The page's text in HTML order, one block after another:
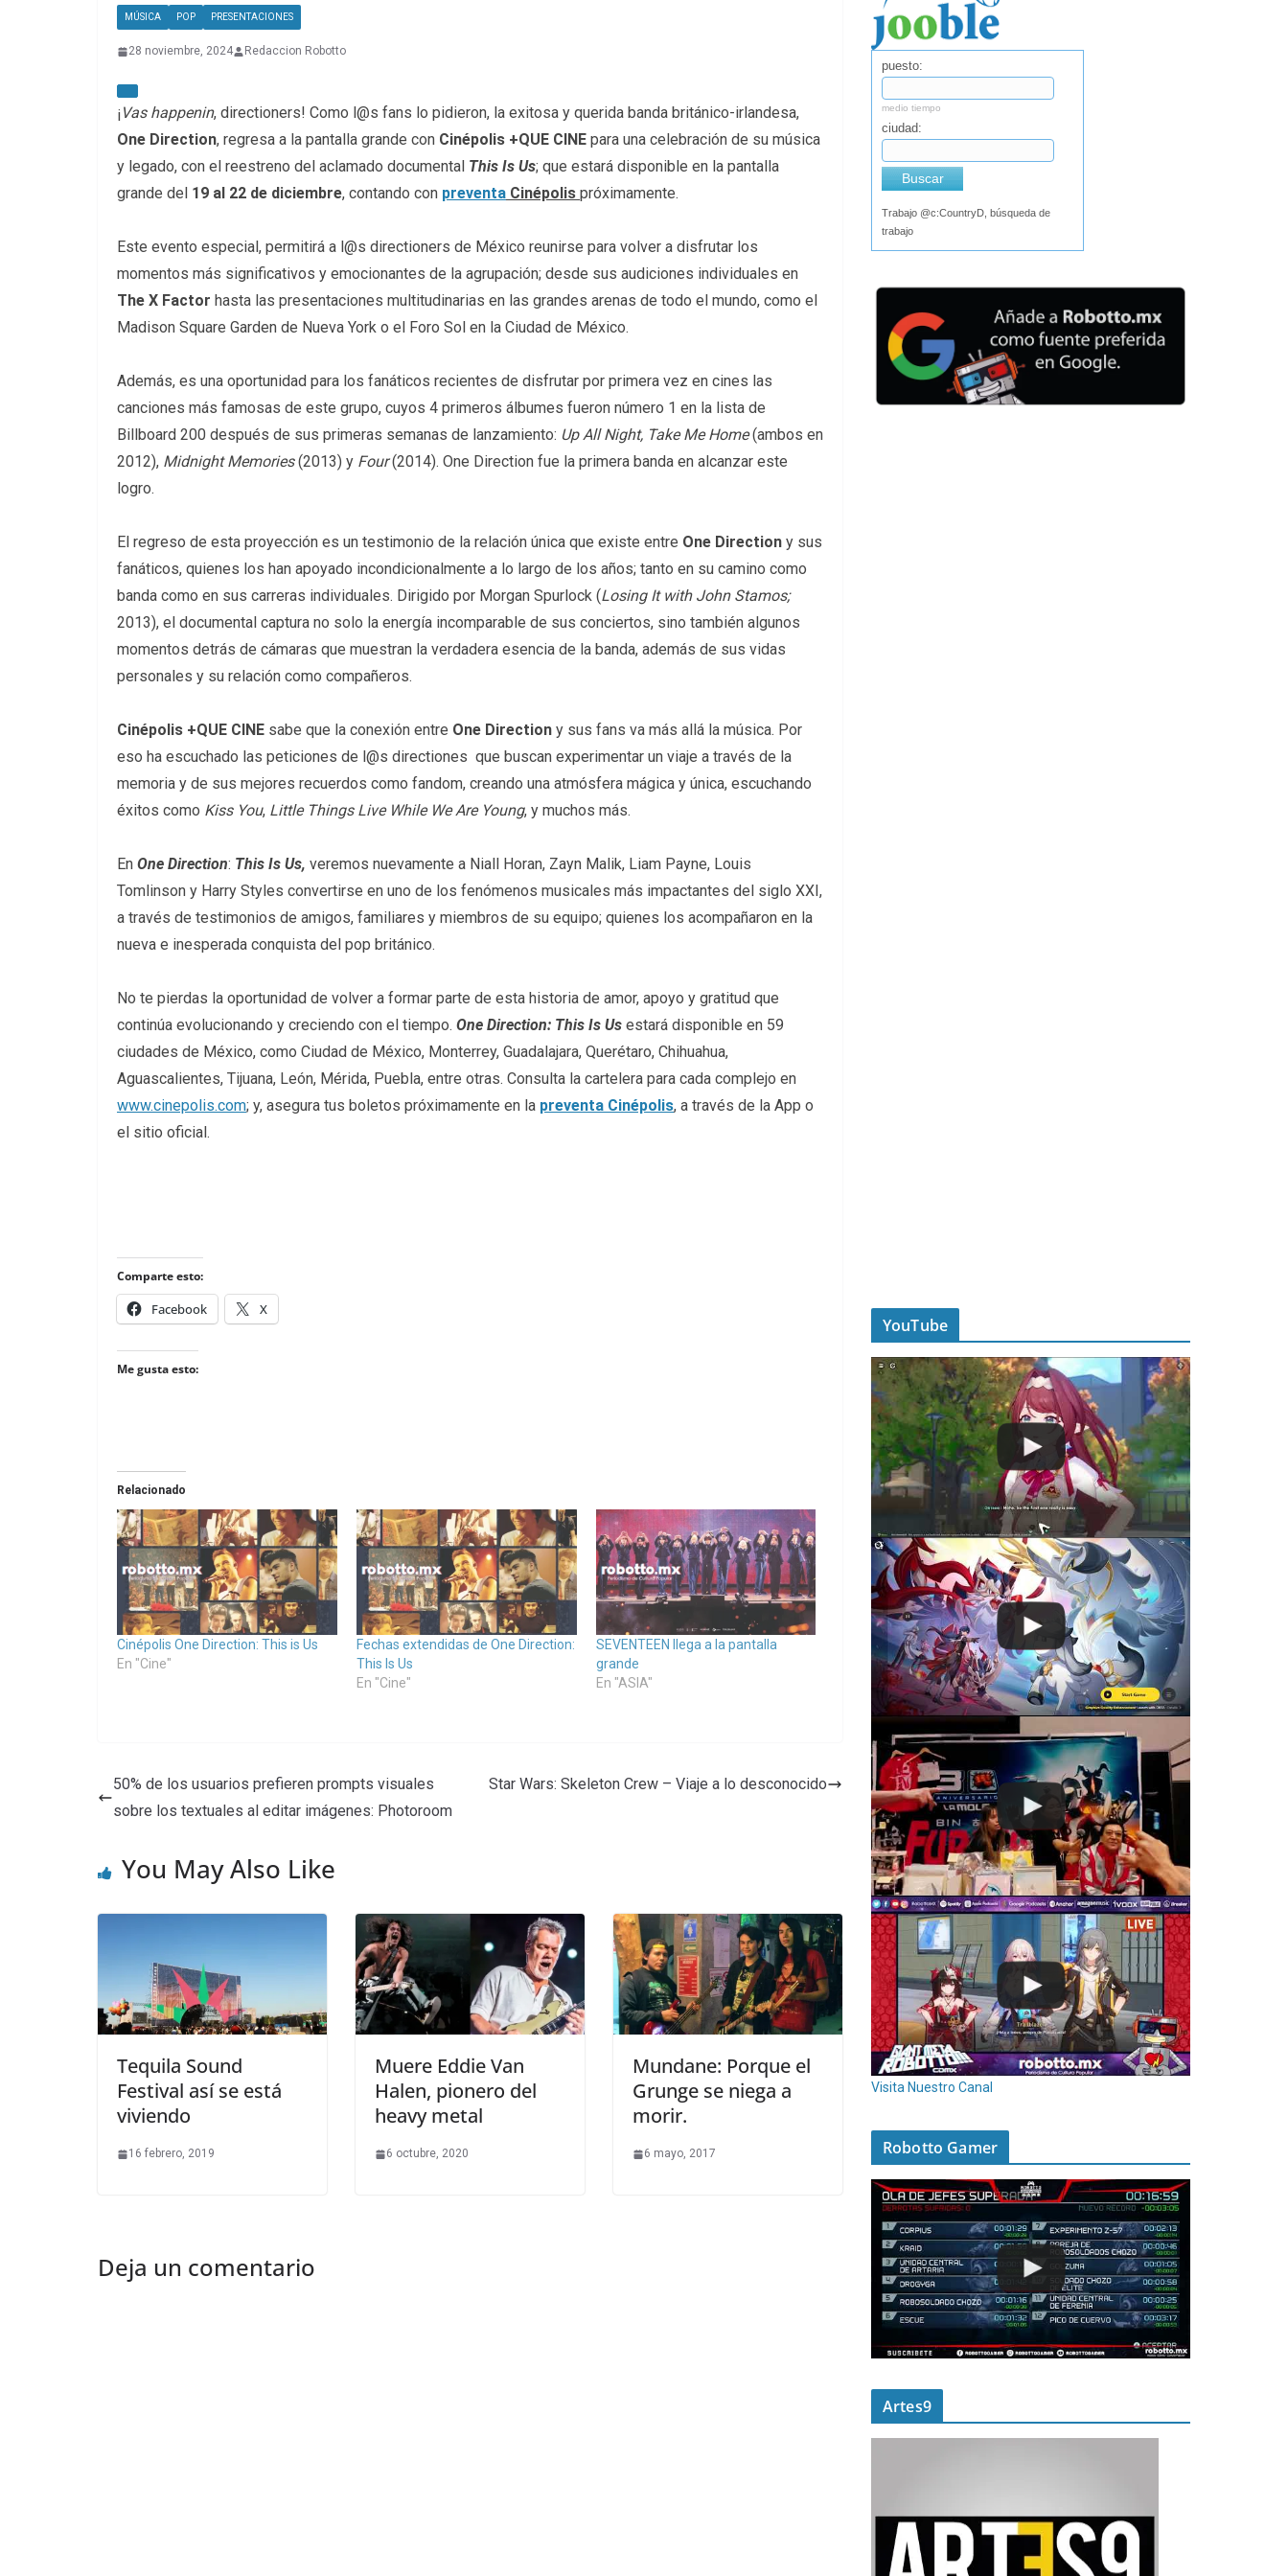
MÚSICA POP PRESENTACIONES
28 noviembre, 2024 Redaccion Robotto
¡Vas happenin, directioners! Como l@s fans lo pidieron, la exitosa y querida banda británico-irlandesa,
One Direction, regresa a la pantalla grande con Cinépolis +QUE CINE para una celebración de su música
y legado, con el reestreno del aclamado documental This Is Us; que estará disponible en la pantalla
grande del 19 al 22 de diciembre, contando con preventa Cinépolis próximamente.
Este evento especial, permitirá a l@s directioners de México reunirse para volver a disfrutar los
momentos más significativos y emocionantes de la agrupación; desde sus audiciones individuales en
The X Factor hasta las presentaciones multitudinarias en las grandes arenas de todo el mundo, como el
Madison Square Garden de Nueva York o el Foro Sol en la Ciudad de México.
Además, es una oportunidad para los fanáticos recientes de disfrutar por primera vez en cines las
canciones más famosas de este grupo, cuyos 4 primeros álbumes fueron número 1 en la lista de
Billboard 200 después de sus primeras semanas de lanzamiento: Up All Night, Take Me Home(ambos en
2012), Midnight Memories(2013) y Four(2014). One Direction fue la primera banda en alcanzar este
logro.
El regreso de esta proyección es un testimonio de la relación única que existe entre One Direction y sus
fanáticos, quienes los han apoyado incondicionalmente a lo largo de los años; tanto en su camino como
banda como en sus carreras individuales. Dirigido por Morgan Spurlock (Losing It with John Stamos;
2013), el documental captura no solo la energía incomparable de sus conciertos, sino también algunos
momentos detrás de cámaras que muestran la verdadera esencia de la banda, además de sus vidas
personales y su relación como compañeros.
Cinépolis +QUE CINE sabe que la conexión entre One Direction y sus fans va más allá la música. Por
eso ha escuchado las peticiones de l@s directiones que buscan experimentar un viaje a través de la
memoria y de sus mejores recuerdos como fandom, creando una atmósfera mágica y única, escuchando
éxitos como Kiss You, Little Things Live While We Are Young, y muchos más.
En One Direction: This Is Us, veremos nuevamente a Niall Horan, Zayn Malik, Liam Payne, Louis
Tomlinson y Harry Styles convertirse en uno de los fenómenos musicales más impactantes del siglo XXI,
a través de testimonios de amigos, familiares y miembros de su equipo; quienes los acompañaron en la
nueva e inesperada conquista del pop británico.
No te pierdas la oportunidad de volver a formar parte de esta historia de amor, apoyo y gratitud que
continúa evolucionando y creciendo con el tiempo. One Direction: This Is Us estará disponible en 59
ciudades de México, como Ciudad de México, Monterrey, Guadalajara, Querétaro, Chihuahua,
Aguascalientes, Tijuana, León, Mérida, Puebla, entre otras. Consulta la cartelera para cada complejo en
www.cinepolis.com; y, asegura tus boletos próximamente en la preventa Cinépolis, a través de la App o
el sitio oficial.
Comparte esto:
Facebook X
Me gusta esto:
Relacionado
Cinépolis One Direction: This is Us
En "Cine"
Fechas extendidas de One Direction:
This Is Us
En "Cine"
SEVENTEEN llega a la pantalla
grande
En "ASIA"
50% de los usuarios prefieren prompts visuales
sobre los textuales al editar imágenes: Photoroom
Star Wars: Skeleton Crew – Viaje a lo desconocido
You May Also Like
Tequila Sound
Festival así se está
viviendo
16 febrero, 2019
Muere Eddie Van
Halen, pionero del
heavy metal
6 octubre, 2020
Mundane: Porque el
Grunge se niega a
morir.
6 mayo, 2017
Deja un comentario
puesto:
medio tiempo
ciudad:
Buscar
Trabajo @c:CountryD, búsqueda de
trabajo
YouTube
Visita Nuestro Canal
Robotto Gamer
Artes9